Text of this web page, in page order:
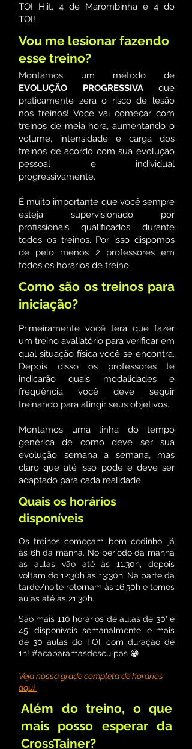
TOI Hiit, 4 de Marombinha e 4 do
TOI!
Vou me lesionar fazendo
esse treino?
Montamos um método de
EVOLUÇÃO PROGRESSIVAque
praticamente zera o risco de lesão
nos treinos! Você vai começar com
treinos de meia hora, aumentando o
volume, intensidade e carga dos
treinos de acordo com sua evolução
pessoal e individual
progressivamente.
É muito importante que você sempre
esteja supervisionado por
profissionais qualificados durante
todos os treinos. Por isso dispomos
de pelo menos 2 professores em
todos os horários de treino.
Como são os treinos para
iniciação?
Primeiramente você terá que fazer
um treino avaliatório para verificar em
qual situação física você se encontra.
Depois disso os professores te
indicarão quais modalidades e
frequência você deve seguir
treinando para atingir seus objetivos.
Montamos uma linha do tempo
genérica de como deve ser sua
evolução semana a semana, mas
claro que até isso pode e deve ser
adaptado para cada realidade.
Quais os horários
disponíveis
Os treinos começam bem cedinho, já
às 6h da manhã. No período da manhã
as aulas vão até às 11:30h, depois
voltam do 12:30h às 13:30h. Na parte da
tarde/noite retornam às 16:30h e temos
aulas até às 21:30h.
São mais 110 horários de aulas de 30' e
45' disponíveis semanalmente, e mais
de 30 aulas do TOI, com duração de
1h! #acabaramasdesculpas 😁
Veja nossa grade completa de horários
aqui.
Além do treino, o que
mais posso esperar da
CrossTainer?